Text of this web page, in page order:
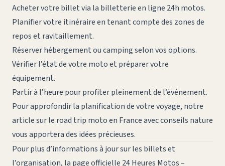
Acheter votre billet via la billetterie en ligne 24h motos.
Planifier votre itinéraire en tenant compte des zones de
repos et ravitaillement.
Réserver hébergement ou camping selon vos options.
Vérifier l’état de votre moto et préparer votre
équipement.
Partir à l’heure pour profiter pleinement de l’événement.
Pour approfondir la planification de votre voyage, notre
article sur le road trip moto en France avec conseils nature
vous apportera des idées précieuses.
Pour plus d’informations à jour sur les billets et
l’organisation, la page officielle 24 Heures Motos –